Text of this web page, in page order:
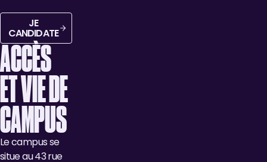
Je candidate
JE
CANDIDATE
ACCÈS
ET VIE DE
CAMPUS
Le campus se
situe au 43 rue